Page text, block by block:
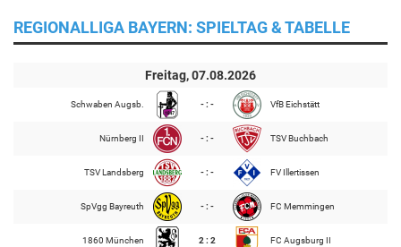
REGIONALLIGA BAYERN: SPIELTAG & TABELLE
Freitag, 07.08.2026
Schwaben Augsb. - : - VfB Eichstätt
Nürnberg II - : - TSV Buchbach
TSV Landsberg - : - FV Illertissen
SpVgg Bayreuth - : - FC Memmingen
1860 München 2 : 2 FC Augsburg II